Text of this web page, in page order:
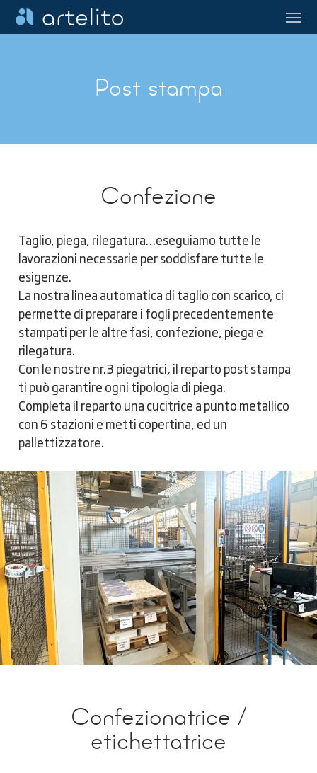
Skip
Menu
Post stampa
Confezione
Taglio, piega, rilegatura…eseguiamo tutte le
lavorazioni necessarie per soddisfare tutte le
esigenze.
La nostra linea automatica di taglio con scarico, ci
permette di preparare i fogli precedentemente
stampati per le altre fasi, confezione, piega e
rilegatura.
Con le nostre nr.3 piegatrici, il reparto post stampa
ti può garantire ogni tipologia di piega.
Completa il reparto una cucitrice a punto metallico
con 6 stazioni e metti copertina, ed un
pallettizzatore.
Confezionatrice /
etichettatrice